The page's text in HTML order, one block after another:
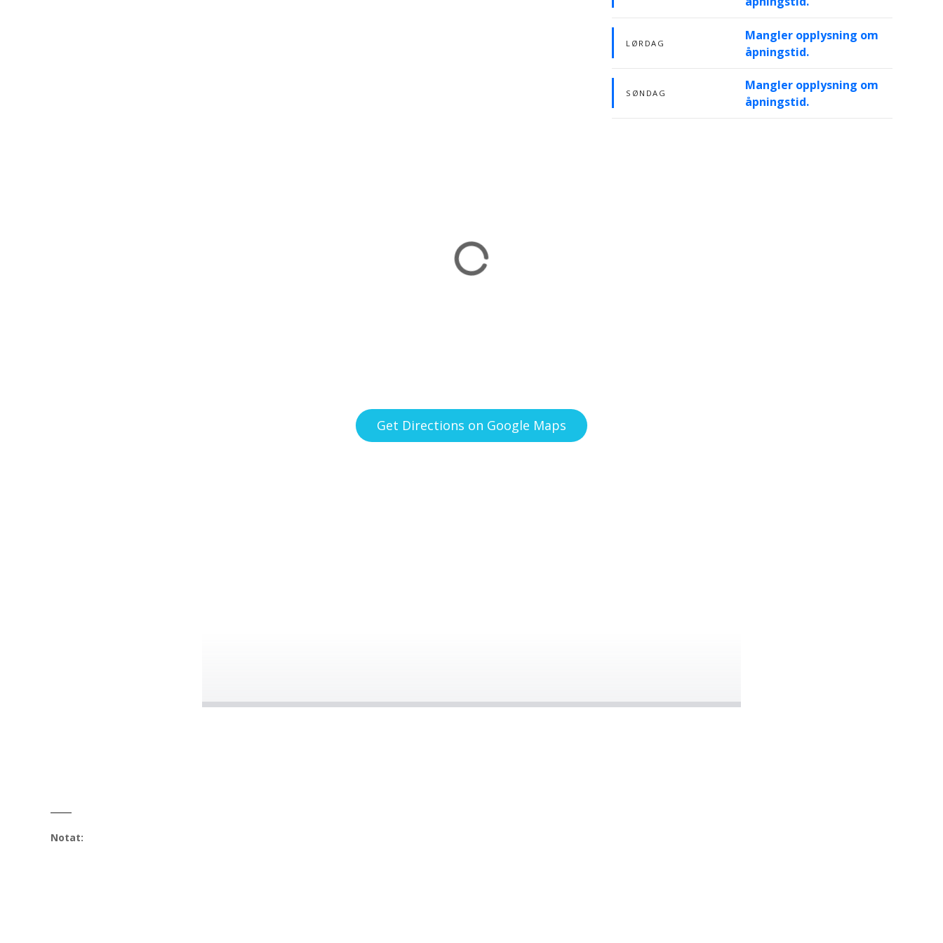
LØRDAG
Mangler opplysning om
åpningstid.
SØNDAG
Mangler opplysning om
åpningstid.
Get Directions on Google Maps
Notat: